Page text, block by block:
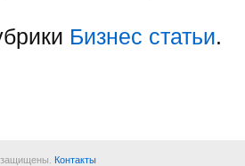
Бизнес статьи.
защищены. Контакты